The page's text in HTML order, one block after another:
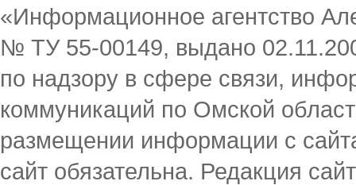
«Информационное агентство
№ ТУ 55-00149, выдано
по надзору в сфере связи,
коммуникаций по Омской
размещении информации с
сайт обязательна. Редакция